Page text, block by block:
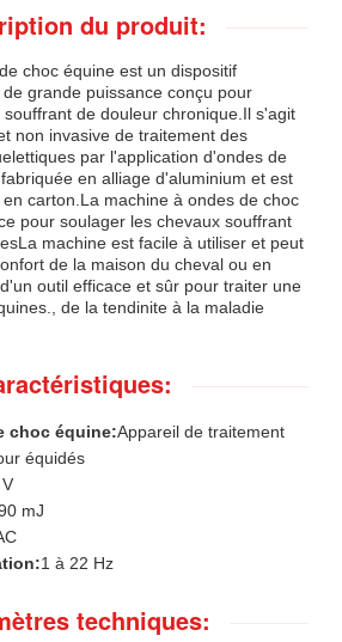
du produit:
choc équine est un dispositif
grande puissance conçu pour
de douleur chronique.Il s'agit
non invasive de traitement des
par l'application d'ondes de
en alliage d'aluminium et est
carton.La machine à ondes de choc
pour soulager les chevaux souffrant
machine est facile à utiliser et peut
de la maison du cheval ou en
outil efficace et sûr pour traiter une
de la tendinite à la maladie
choc équine:Appareil de traitement
équidés
mJ
1 à 22 Hz
techniques: